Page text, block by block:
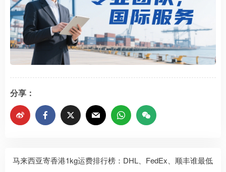
分享：
马来西亚寄香港1kg运费排行榜：DHL、FedEx、顺丰谁最低